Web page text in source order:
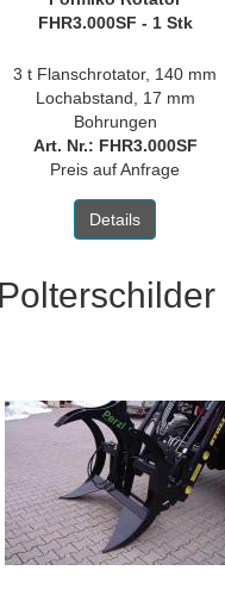
FHR3.000SF - 1 Stk
3 t Flanschrotator, 140 mm
Lochabstand, 17 mm
Bohrungen
Art. Nr.: FHR3.000SF
Preis auf Anfrage
Details